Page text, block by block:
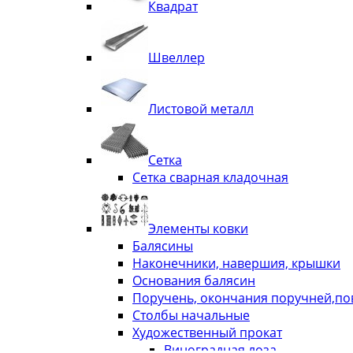
Квадрат
Швеллер
Листовой металл
Сетка
Сетка сварная кладочная
Элементы ковки
Балясины
Наконечники, навершия, крышки
Основания балясин
Поручень, окончания
Столбы начальные
Художественный прокат